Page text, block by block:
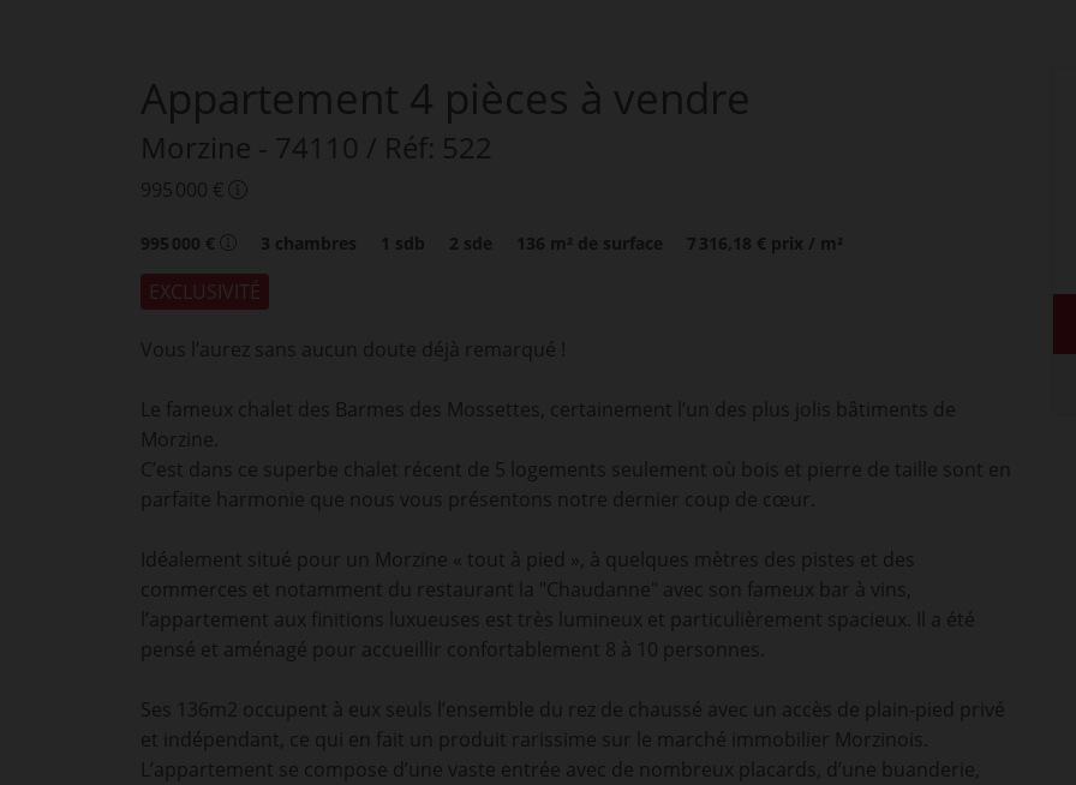
Appartement 4 pièces à vendre
Morzine - 74110 / Réf: 522
995 000 €
995 000 € 3 chambres 1 sdb 2 sde 136 m² de surface 7 316,18 € prix / m²
EXCLUSIVITÉ
Vous l’aurez sans aucun doute déjà remarqué !
Le fameux chalet des Barmes des Mossettes, certainement l’un des plus jolis bâtiments de
Morzine.
C’est dans ce superbe chalet récent de 5 logements seulement où bois et pierre de taille sont en
parfaite harmonie que nous vous présentons notre dernier coup de cœur.
Idéalement situé pour un Morzine « tout à pied », à quelques mètres des pistes et des
commerces et notamment du restaurant la "Chaudanne" avec son fameux bar à vins,
l’appartement aux finitions luxueuses est très lumineux et particulièrement spacieux. Il a été
pensé et aménagé pour accueillir confortablement 8 à 10 personnes.
Ses 136m2 occupent à eux seuls l’ensemble du rez de chaussé avec un accès de plain-pied privé
et indépendant, ce qui en fait un produit rarissime sur le marché immobilier Morzinois.
L’appartement se compose d’une vaste entrée avec de nombreux placards, d’une buanderie,